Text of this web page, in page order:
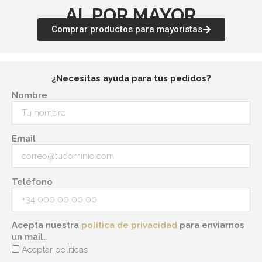
AL POR MAYOR
Comprar productos para mayoristas
¿Necesitas ayuda para tus pedidos?
Nombre
Email
Teléfono
Acepta nuestra política de privacidad para enviarnos
un mail.
Aceptar políticas